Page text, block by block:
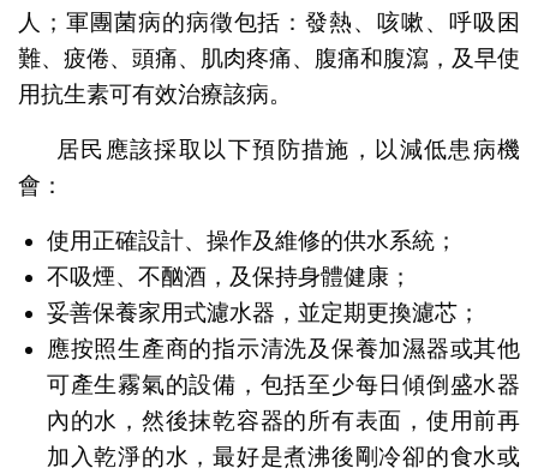
人；軍團菌病的病徵包括：發熱、咳嗽、呼吸困
難、疲倦、頭痛、肌肉疼痛、腹痛和腹瀉，及早使
用抗生素可有效治療該病。
居民應該採取以下預防措施，以減低患病機
會：
使用正確設計、操作及維修的供水系統；
不吸煙、不酗酒，及保持身體健康；
妥善保養家用式濾水器，並定期更換濾芯；
應按照生產商的指示清洗及保養加濕器或其他
可產生霧氣的設備，包括至少每日傾倒盛水器
內的水，然後抹乾容器的所有表面，使用前再
加入乾淨的水，最好是煮沸後剛冷卻的食水或